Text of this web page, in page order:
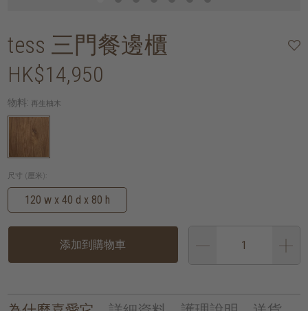
tess 三門餐邊櫃
HK$14,950
物料: 再生柚木
尺寸 (厘米):
120 w x 40 d x 80 h
添加到購物車